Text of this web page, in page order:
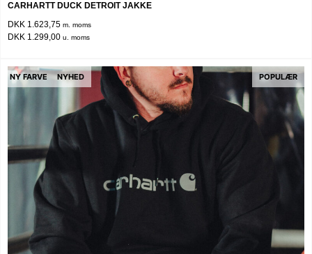
CARHARTT DUCK DETROIT JAKKE
DKK 1.623,75 m. moms
DKK 1.299,00 u. moms
NY FARVE NYHED POPULÆR